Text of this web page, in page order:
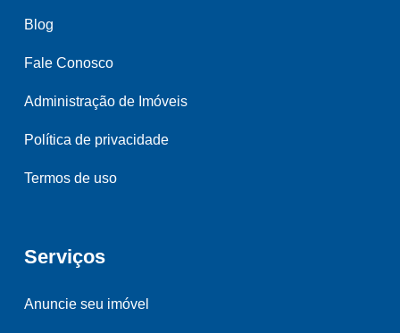
Blog
Fale Conosco
Administração de Imóveis
Política de privacidade
Termos de uso
Serviços
Anuncie seu imóvel